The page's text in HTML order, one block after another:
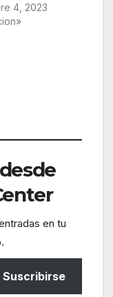
4, 2023
en tu
Suscribirse